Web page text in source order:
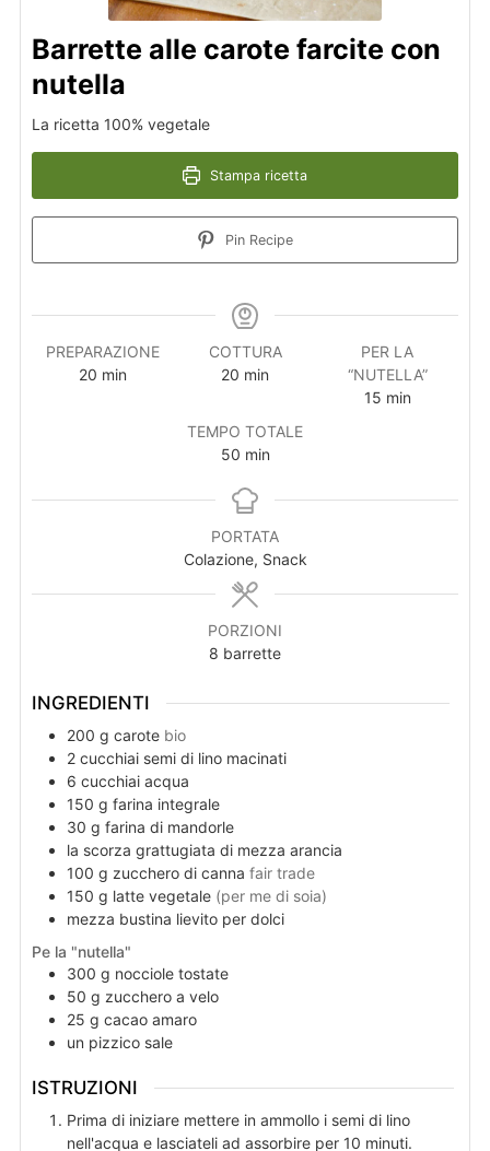
Barrette alle carote farcite con
nutella
La ricetta 100% vegetale
Stampa ricetta
Pin Recipe
PREPARAZIONE
20 min
COTTURA
20 min
PER LA
“NUTELLA”
15 min
TEMPO TOTALE
50 min
PORTATA
Colazione, Snack
PORZIONI
8 barrette
INGREDIENTI
200 g carote bio
2 cucchiai semi di lino macinati
6 cucchiai acqua
150 g farina integrale
30 g farina di mandorle
la scorza grattugiata di mezza arancia
100 g zucchero di canna fair trade
150 g latte vegetale (per me di soia)
mezza bustina lievito per dolci
Pe la "nutella"
300 g nocciole tostate
50 g zucchero a velo
25 g cacao amaro
un pizzico sale
ISTRUZIONI
Prima di iniziare mettere in ammollo i semi di lino
nell'acqua e lasciateli ad assorbire per 10 minuti.